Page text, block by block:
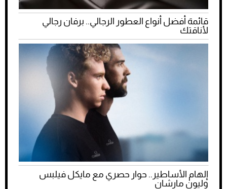
قائمة أفضل أنواع العطور الرجالي.. برفان رجالي
لأناقتك
إلهام الأساطير.. حوار حصري مع مايكل فيلبس
وليون مارشان